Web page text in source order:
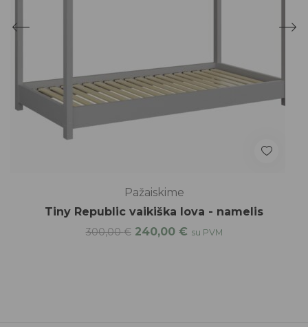
Pažaiskime
Tiny Republic vaikiška lova - namelis
300,00€ 240,00 € su PVM